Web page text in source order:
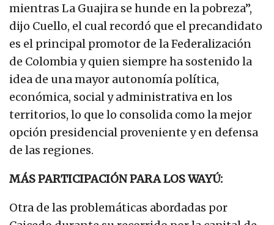
mientras La Guajira se hunde en la pobreza”,
dijo Cuello, el cual recordó que el precandidato
es el principal promotor de la Federalización
de Colombia y quien siempre ha sostenido la
idea de una mayor autonomía política,
económica, social y administrativa en los
territorios, lo que lo consolida como la mejor
opción presidencial proveniente y en defensa
de las regiones.
MÁS PARTICIPACIÓN PARA LOS WAYÚ:
Otra de las problemáticas abordadas por